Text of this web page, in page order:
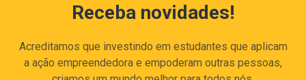
Receba novidades!
Acreditamos que investindo em estudantes que aplicam
a ação empreendedora e empoderam outras pessoas,